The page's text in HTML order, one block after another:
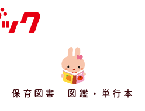
保育図書 図鑑・単行本